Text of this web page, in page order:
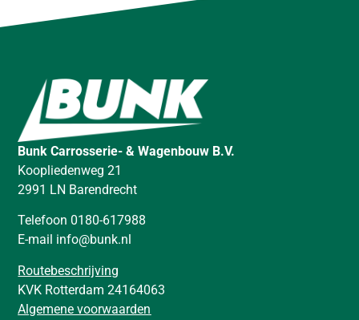
Bunk Carrosserie- & Wagenbouw B.V.
Koopliedenweg 21
2991 LN Barendrecht
Telefoon 0180-617988
E-mail info@bunk.nl
Routebeschrijving
KVK Rotterdam 24164063
Algemene voorwaarden